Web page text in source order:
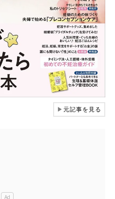
▶元記事を見る